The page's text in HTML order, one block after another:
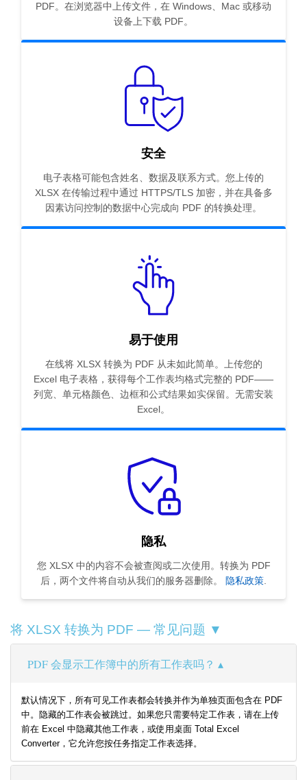
PDF。在浏览器中上传文件，在 Windows、Mac 或移动
设备上下载 PDF。
安全
电子表格可能包含姓名、数据及联系方式。您上传的
XLSX 在传输过程中通过 HTTPS/TLS 加密，并在具备多
因素访问控制的数据中心完成向 PDF 的转换处理。
易于使用
在线将 XLSX 转换为 PDF 从未如此简单。上传您的
Excel 电子表格，获得每个工作表均格式完整的 PDF——
列宽、单元格颜色、边框和公式结果如实保留。无需安装
Excel。
隐私
您 XLSX 中的内容不会被查阅或二次使用。转换为 PDF
后，两个文件将自动从我们的服务器删除。
隐私政策
将 XLSX 转换为 PDF — 常见问题 ▼
PDF 会显示工作簿中的所有工作表吗？
默认情况下，所有可见工作表都会转换并作为单独页面包含在 PDF
中。隐藏的工作表会被跳过。如果您只需要特定工作表，请在上传
前在 Excel 中隐藏其他工作表，或使用桌面 Total Excel
Converter，它允许您按任务指定工作表选择。